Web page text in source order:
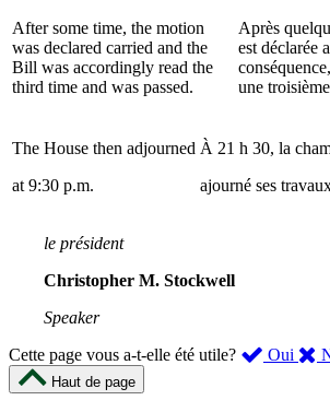
After some time, the motion
was declared carried and the
Bill was accordingly read the
third time and was passed.
Après
est déclarée
une
The House then adjourned
at 9:30 p.m.
À 21 h 30, la
ajourné ses
le président
Christopher M. Stockwell
Speaker
Cette page vous a-t-elle été utile?
Oui ,
Haut de page